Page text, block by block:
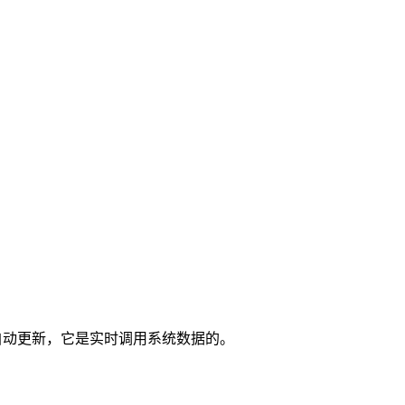
更新，它是实时调用系统数据的。